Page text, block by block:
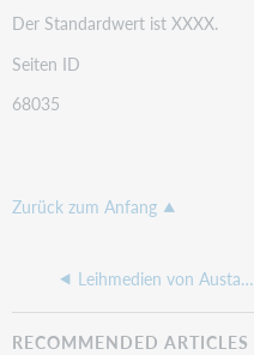
Der Standardwert ist XXXX.
Seiten ID
68035
Zurück zum Anfang
Leihmedien von Austauschbibliotheken verbuchen
RECOMMENDED ARTICLES